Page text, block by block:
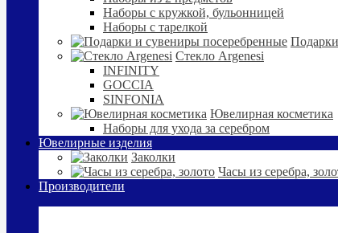
Наборы с кружкой, бульонницей
Наборы с тарелкой
Стекло Argenesi
INFINITY
GOCCIA
SINFONIA
Ювелирная косметика
Наборы для ухода за серебром
Ювелирные изделия
Заколки
Часы из серебра,
Производители